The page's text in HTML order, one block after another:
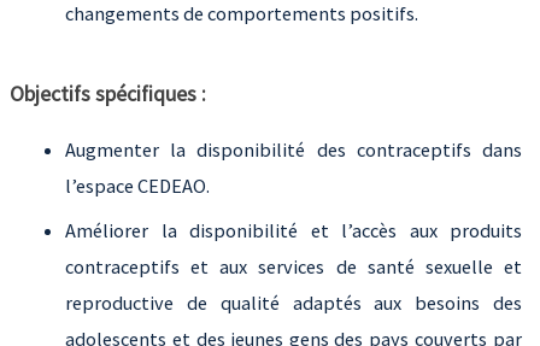
changements de comportements positifs.
Objectifs spécifiques :
Augmenter la disponibilité des contraceptifs dans
l’espace CEDEAO.
Améliorer la disponibilité et l’accès aux produits
contraceptifs et aux services de santé sexuelle et
reproductive de qualité adaptés aux besoins des
adolescents et des jeunes gens des pays couverts par